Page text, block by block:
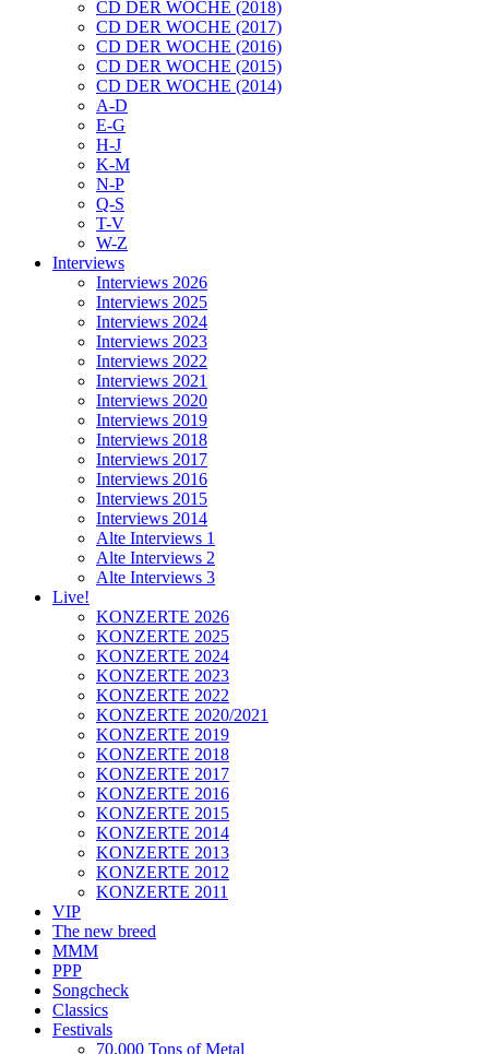
CD DER WOCHE (2018)
CD DER WOCHE (2017)
CD DER WOCHE (2016)
CD DER WOCHE (2015)
CD DER WOCHE (2014)
A-D
E-G
H-J
K-M
N-P
Q-S
T-V
W-Z
Interviews
Interviews 2026
Interviews 2025
Interviews 2024
Interviews 2023
Interviews 2022
Interviews 2021
Interviews 2020
Interviews 2019
Interviews 2018
Interviews 2017
Interviews 2016
Interviews 2015
Interviews 2014
Alte Interviews 1
Alte Interviews 2
Alte Interviews 3
Live!
KONZERTE 2026
KONZERTE 2025
KONZERTE 2024
KONZERTE 2023
KONZERTE 2022
KONZERTE 2020/2021
KONZERTE 2019
KONZERTE 2018
KONZERTE 2017
KONZERTE 2016
KONZERTE 2015
KONZERTE 2014
KONZERTE 2013
KONZERTE 2012
KONZERTE 2011
VIP
The new breed
MMM
PPP
Songcheck
Classics
Festivals
70.000 Tons of Metal